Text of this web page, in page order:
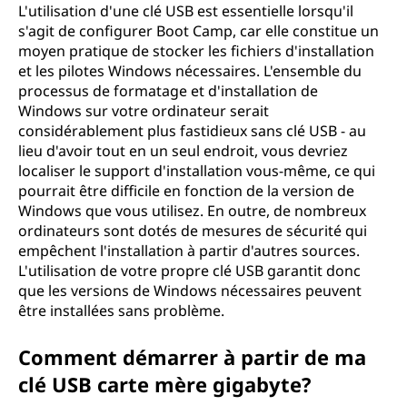
L'utilisation d'une clé USB est essentielle lorsqu'il
s'agit de configurer Boot Camp, car elle constitue un
moyen pratique de stocker les fichiers d'installation
et les pilotes Windows nécessaires. L'ensemble du
processus de formatage et d'installation de
Windows sur votre ordinateur serait
considérablement plus fastidieux sans clé USB - au
lieu d'avoir tout en un seul endroit, vous devriez
localiser le support d'installation vous-même, ce qui
pourrait être difficile en fonction de la version de
Windows que vous utilisez. En outre, de nombreux
ordinateurs sont dotés de mesures de sécurité qui
empêchent l'installation à partir d'autres sources.
L'utilisation de votre propre clé USB garantit donc
que les versions de Windows nécessaires peuvent
être installées sans problème.
Comment démarrer à partir de ma
clé USB carte mère gigabyte?